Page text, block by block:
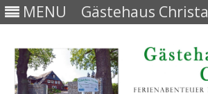
MENU Gästehaus Christa